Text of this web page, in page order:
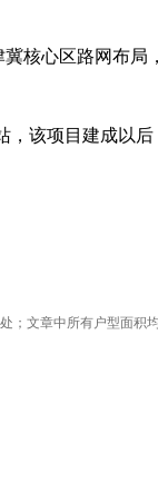
核心区路网布局
该项目建成以
文章中所有户型面积